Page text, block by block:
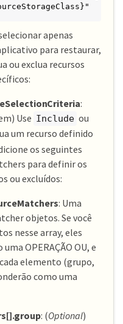
apenas
para restaurar,
ou exclua recursos
:
Use Include ou
um recurso definido
os seguintes
para definir os
ou excluídos:
: Uma
objetos. Se você
nesse array, eles
OPERAÇÃO OU, e
elemento (grupo,
como uma
: (Optional)